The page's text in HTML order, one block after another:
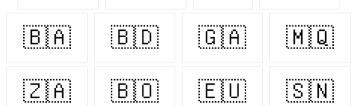
🇧🇦 🇧🇩 🇬🇦 🇲🇶
🇿🇦 🇧🇴 🇪🇺 🇸🇳